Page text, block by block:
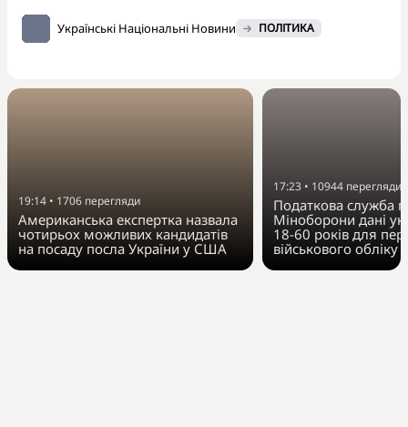
Українські Національні Новини ПОЛІТИКА
19:14 • 1706 перегляди
Американська експертка назвала
чотирьох можливих кандидатів
на посаду посла України у США
17:23 • 10944 перегляди
Податкова служба
Міноборони дані
18-60 років для
військового обліку